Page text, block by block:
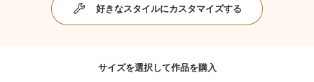
好きなスタイルにカスタマイズする
サイズを選択して作品を購入